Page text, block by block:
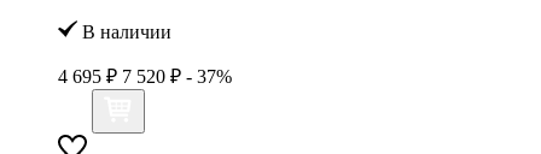
В наличии
4 695 ₽ 7 520 ₽ - 37%